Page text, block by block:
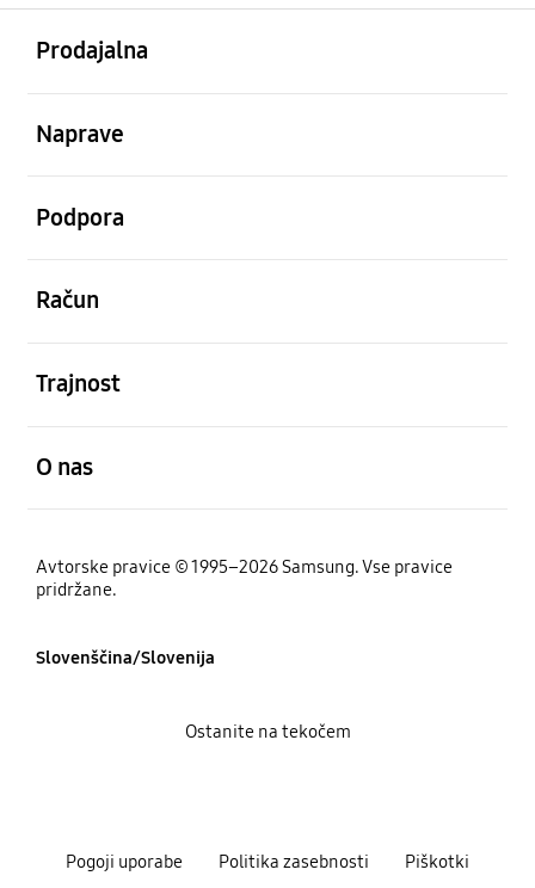
Prodajalna
Naprave
Podpora
Račun
Trajnost
O nas
Avtorske pravice © 1995–2026 Samsung. Vse pravice
pridržane.
Slovenščina/Slovenija
Pogoji uporabe Politika zasebnosti Piškotki
Ostanite na tekočem